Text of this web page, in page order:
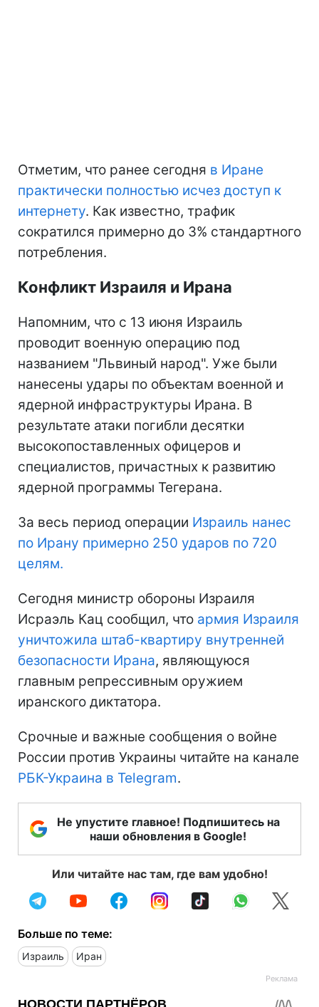
Отметим, что ранее сегодня в Иране
практически полностью исчез доступ к
интернету. Как известно, трафик
сократился примерно до 3% стандартного
потребления.
Конфликт Израиля и Ирана
Напомним, что с 13 июня Израиль
проводит военную операцию под
названием "Львиный народ". Уже были
нанесены удары по объектам военной и
ядерной инфраструктуры Ирана. В
результате атаки погибли десятки
высокопоставленных офицеров и
специалистов, причастных к развитию
ядерной программы Тегерана.
За весь период операции Израиль нанес
по Ирану примерно 250 ударов по 720
целям.
Сегодня министр обороны Израиля
Исраэль Кац сообщил, что армия Израиля
уничтожила штаб-квартиру внутренней
безопасности Ирана, являющуюся
главным репрессивным оружием
иранского диктатора.
Срочные и важные сообщения о войне
России против Украины читайте на канале
РБК-Украина в Telegram.
Не упустите главное! Подпишитесь на
наши обновления в Google!
Или читайте нас там, где вам удобно!
Больше по теме:
Израиль Иран